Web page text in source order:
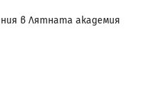
в Лятната академия